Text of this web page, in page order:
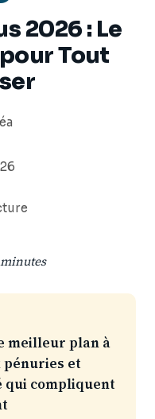
2026 : Le
Tout
meilleur plan à
pénuries et
qui compliquent